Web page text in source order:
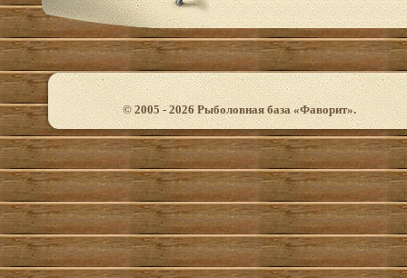
© 2005 - 2026 Рыболовная база «Фаворит».